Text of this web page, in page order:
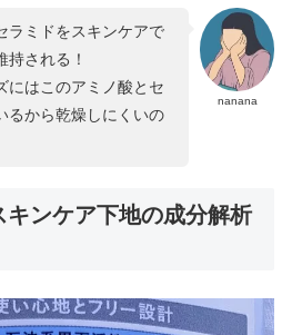
nanana
ラミドをスキンケアで
される！
にはこのアミノ酸とセ
るから乾燥しにくいの
ンケア下地の成分解析